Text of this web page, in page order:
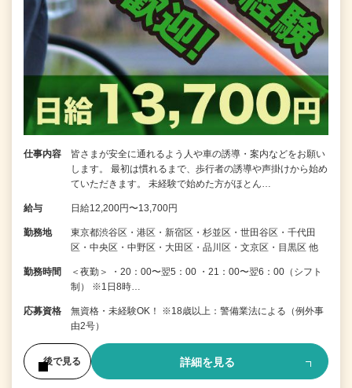
仕事内容
皆さまが安全に通れるよう人や車の誘導・案内などをお願い
します。 最初は慣れるまで、歩行者の誘導や声掛けから始め
ていただきます。 未経験で始めた方がほとん…
給与 日給12,200円〜13,700円
勤務地
東京都渋谷区・港区・新宿区・杉並区・世田谷区・千代田
区・中央区・中野区・大田区・品川区・文京区・目黒区 他
勤務時間
＜夜勤＞ ・20：00〜翌5：00 ・21：00〜翌6：00（シフト
制） ※1日8時…
応募資格
無資格・未経験OK！ ※18歳以上：警備業法による（例外事
由2号）
後で見る 詳細を見る